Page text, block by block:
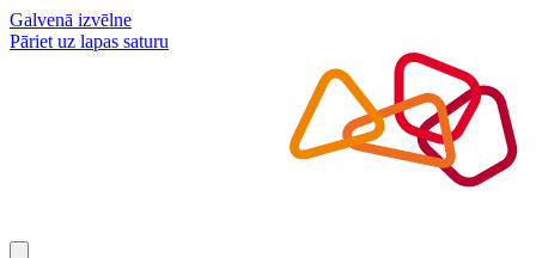
Galvenā izvēlne
Pāriet uz lapas saturu